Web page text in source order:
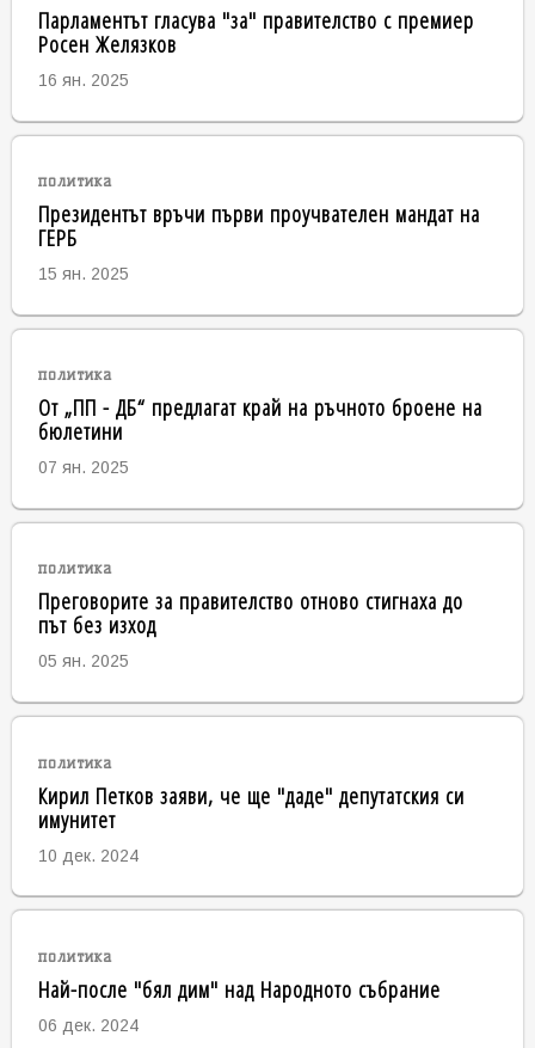
Парламентът гласува "за" правителство с премиер
Росен Желязков
16 ян. 2025
политика
Президентът връчи първи проучвателен мандат на
ГЕРБ
15 ян. 2025
политика
От „ПП - ДБ“ предлагат край на ръчното броене на
бюлетини
07 ян. 2025
политика
Преговорите за правителство отново стигнаха до
път без изход
05 ян. 2025
политика
Кирил Петков заяви, че ще "даде" депутатския си
имунитет
10 дек. 2024
политика
Най-после "бял дим" над Народното събрание
06 дек. 2024